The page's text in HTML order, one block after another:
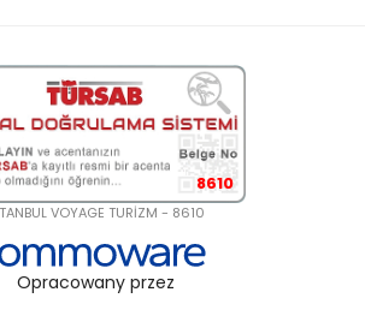
8610
VOYAGE TURİZM - 8610
Opracowany przez